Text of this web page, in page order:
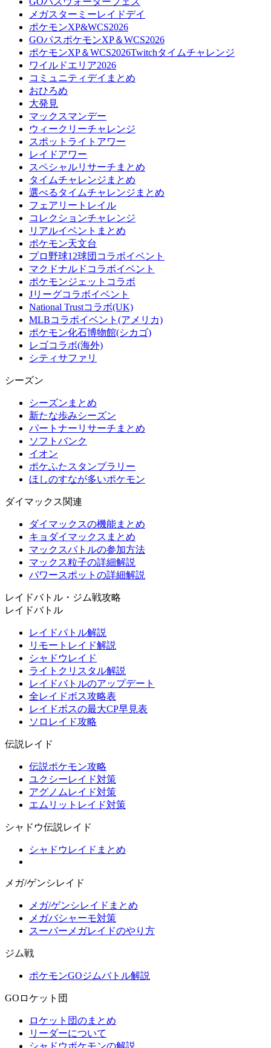
メガスターミーレイドデイ
ポケモンXP&WCS2026
GOパスポケモンXP＆WCS2026
ポケモンXP＆WCS2026Twitchタイムチャレンジ
ワイルドエリア2026
コミュニティデイまとめ
おひろめ
大発見
マックスマンデー
ウィークリーチャレンジ
スポットライトアワー
レイドアワー
スペシャルリサーチまとめ
タイムチャレンジまとめ
選べるタイムチャレンジまとめ
フェアリートレイル
コレクションチャレンジ
リアルイベントまとめ
ポケモン天文台
プロ野球12球団コラボイベント
マクドナルドコラボイベント
ポケモンジェットコラボ
Jリーグコラボイベント
National Trustコラボ(UK)
MLBコラボイベント(アメリカ)
ポケモン化石博物館(シカゴ)
レゴコラボ(海外)
シティサファリ
シーズン
シーズンまとめ
新たな歩みシーズン
パートナーリサーチまとめ
ソフトバンク
イオン
ポケふたスタンプラリー
ほしのすなが多いポケモン
ダイマックス関連
ダイマックスの機能まとめ
キョダイマックスまとめ
マックスバトルの参加方法
マックス粒子の詳細解説
パワースポットの詳細解説
レイドバトル・ジム戦攻略
レイドバトル
レイドバトル解説
リモートレイド解説
シャドウレイド
ライトクリスタル解説
レイドバトルのアップデート
全レイドボス攻略表
レイドボスの最大CP早見表
ソロレイド攻略
伝説レイド
伝説ポケモン攻略
ユクシーレイド対策
アグノムレイド対策
エムリットレイド対策
シャドウ伝説レイド
シャドウレイドまとめ
メガ/ゲンシレイド
メガ/ゲンシレイドまとめ
メガバシャーモ対策
スーパーメガレイドのやり方
ジム戦
ポケモンGOジムバトル解説
GOロケット団
ロケット団のまとめ
リーダーについて
シャドウポケモンの解説